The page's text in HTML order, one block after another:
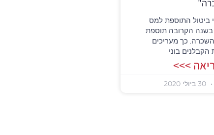
ביטול התוספת למס
בשנה הקרובה תוספת
להשכרה. כך מעריכים
בוני
>>>
30 ביולי 2020